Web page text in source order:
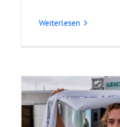
Weiterlesen